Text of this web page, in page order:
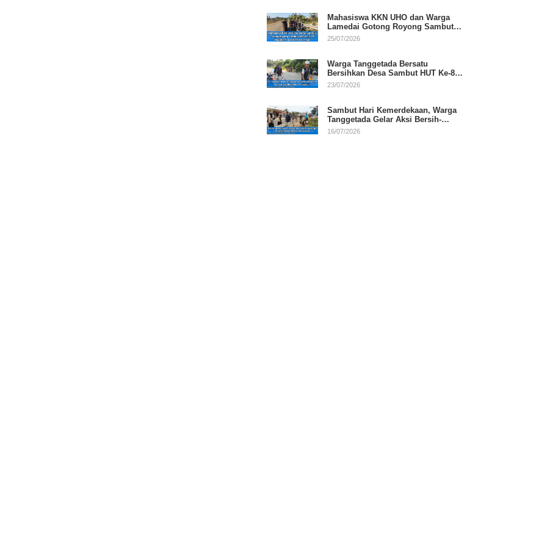
Mahasiswa KKN UHO dan Warga
Lamedai Gotong Royong Sambut
HUT Ke-81 RI
25/07/2026
Warga Tanggetada Bersatu
Bersihkan Desa Sambut HUT Ke-81
RI
23/07/2026
Sambut Hari Kemerdekaan, Warga
Tanggetada Gelar Aksi Bersih-
Bersih Desa
16/07/2026